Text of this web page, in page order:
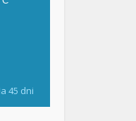
45 dni